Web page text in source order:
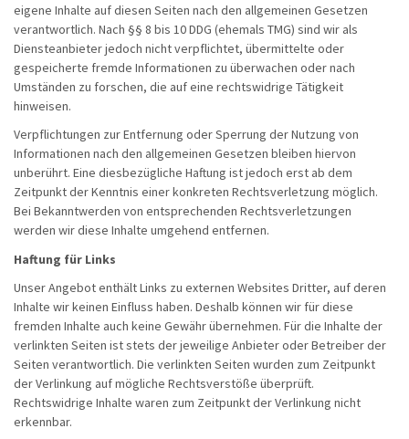
eigene Inhalte auf diesen Seiten nach den allgemeinen Gesetzen
verantwortlich. Nach §§ 8 bis 10 DDG (ehemals TMG) sind wir als
Diensteanbieter jedoch nicht verpflichtet, übermittelte oder
gespeicherte fremde Informationen zu überwachen oder nach
Umständen zu forschen, die auf eine rechtswidrige Tätigkeit
hinweisen.
Verpflichtungen zur Entfernung oder Sperrung der Nutzung von
Informationen nach den allgemeinen Gesetzen bleiben hiervon
unberührt. Eine diesbezügliche Haftung ist jedoch erst ab dem
Zeitpunkt der Kenntnis einer konkreten Rechtsverletzung möglich.
Bei Bekanntwerden von entsprechenden Rechtsverletzungen
werden wir diese Inhalte umgehend entfernen.
Haftung für Links
Unser Angebot enthält Links zu externen Websites Dritter, auf deren
Inhalte wir keinen Einfluss haben. Deshalb können wir für diese
fremden Inhalte auch keine Gewähr übernehmen. Für die Inhalte der
verlinkten Seiten ist stets der jeweilige Anbieter oder Betreiber der
Seiten verantwortlich. Die verlinkten Seiten wurden zum Zeitpunkt
der Verlinkung auf mögliche Rechtsverstöße überprüft.
Rechtswidrige Inhalte waren zum Zeitpunkt der Verlinkung nicht
erkennbar.